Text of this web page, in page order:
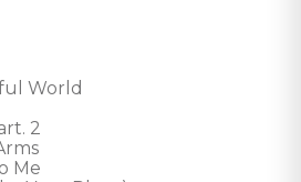
World
2
Me